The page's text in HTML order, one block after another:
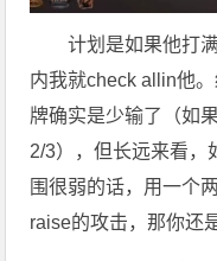
计划是如果他打
内我就check allin他
牌确实是少输了（如
2/3），但长远来看，
围很弱的话，用一个
raise的攻击，那你还